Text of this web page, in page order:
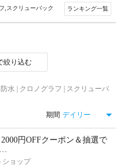
,スクリューバック ランキング一覧
絞り込む
水 | クロノグラフ | スクリューバ
期間
2000円OFFクーポン＆抽選で
ショップ